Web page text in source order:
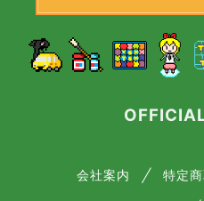
会社案内 特定